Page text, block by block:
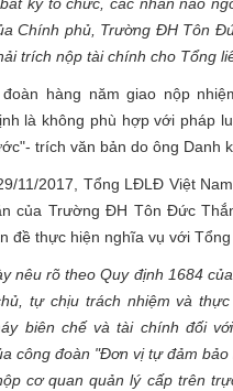
kỳ tổ chức, các nhân nào
Chính phủ, Trường ĐH Tôn
trích nộp tài chính cho Tổng
hàng năm giao nộp
là không phù hợp với pháp
trích văn bản do ông Danh
11/2017, Tổng LĐLĐ Việt
của Trường ĐH Tôn Đức
đề thực hiện nghĩa vụ với
nêu rõ theo Quy định 1684
tự chịu trách nhiệm và
biên chế và tài chính đối
công đoàn "Đơn vị tự đảm
cơ quan quản lý cấp trên